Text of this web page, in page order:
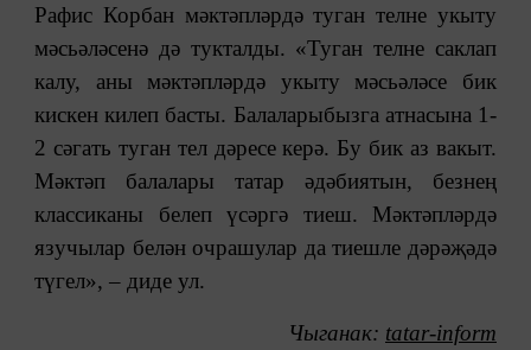
Рафис Корбан мәктәпләрдә туган телне укыту
мәсьәләсенә дә тукталды. «Туган телне саклап
калу, аны мәктәпләрдә укыту мәсьәләсе бик
кискен килеп басты. Балаларыбызга атнасына 1-
2 сәгать туган тел дәресе керә. Бу бик аз вакыт.
Мәктәп балалары татар әдәбиятын, безнең
классиканы белеп үсәргә тиеш. Мәктәпләрдә
язучылар белән очрашулар да тиешле дәрәҗәдә
түгел», ‒ диде ул.
Чыганак: tatar-inform